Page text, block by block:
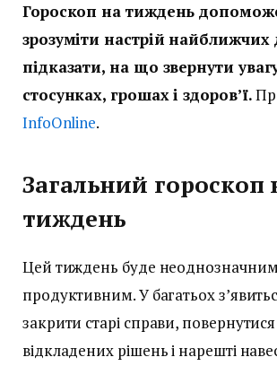
Гороскоп на тиждень
зрозуміти настрій найближчих
підказати, на що звернути
стосунках, грошах і здоров’ї.
InfoOnline.
Загальний гороскоп
тиждень
Цей тиждень буде
продуктивним. У багатьох
закрити старі справи,
відкладених рішень і нарешті